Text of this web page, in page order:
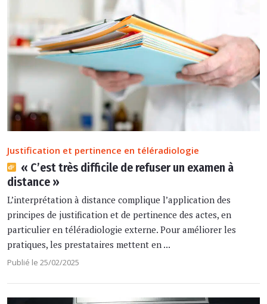
Justification et pertinence en téléradiologie
« C’est très difficile de refuser un examen à
distance »
L’interprétation à distance complique l’application des
principes de justification et de pertinence des actes, en
particulier en téléradiologie externe. Pour améliorer les
pratiques, les prestataires mettent en ...
Publié le 25/02/2025